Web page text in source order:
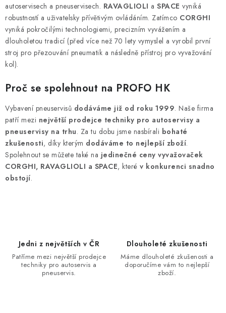
autoservisech a pneuservisech. RAVAGLIOLI a SPACE vyniká
robustností a uživatelsky přívětivým ovládáním. Zatímco CORGHI
vyniká pokročilými technologiemi, precizním vyvážením a
dlouholetou tradicí (před více než 70 lety vymyslel a vyrobil první
stroj pro přezouvání pneumatik a následně přístroj pro vyvažování
kol).
Proč se spolehnout na PROFO HK
Vybavení pneuservisů dodáváme již od roku 1999. Naše firma
patří mezi největší prodejce techniky pro autoservisy a
pneuservisy na trhu. Za tu dobu jsme nasbírali bohaté
zkušenosti, díky kterým dodáváme to nejlepší zboží.
Spolehnout se můžete také na jedinečné ceny vyvažovaček
CORGHI, RAVAGLIOLI a SPACE, které v konkurenci snadno
obstojí.
Jedni z největších v ČR
Patříme mezi největší prodejce
techniky pro autoservis a
pneuservis.
Dlouholeté zkušenosti
Máme dlouholeté zkušenosti a
doporučíme vám to nejlepší
zboží.